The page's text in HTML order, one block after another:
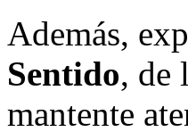
Además,
Sentido, de
mantente